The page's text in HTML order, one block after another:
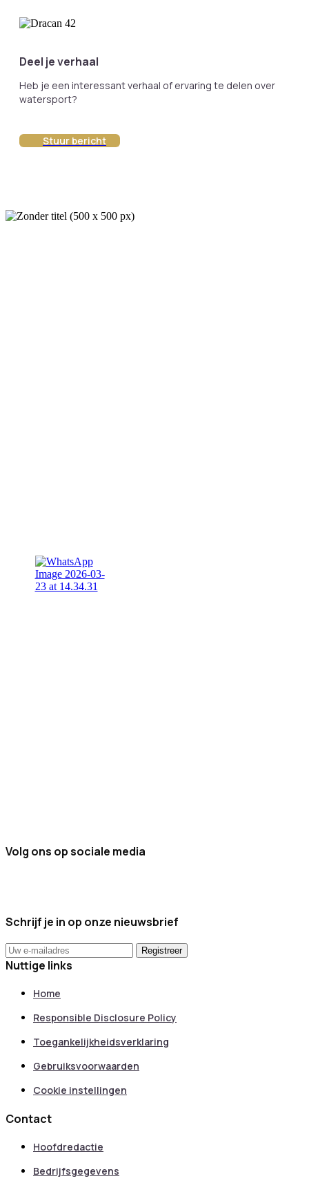
Deel je verhaal
Heb je een interessant verhaal of ervaring te delen over
watersport?
Stuur bericht
Volg ons op sociale media
Schrijf je in op onze nieuwsbrief
Nuttige links
Home
Responsible Disclosure Policy
Toegankelijkheidsverklaring
Gebruiksvoorwaarden
Cookie instellingen
Contact
Hoofdredactie
Bedrijfsgegevens